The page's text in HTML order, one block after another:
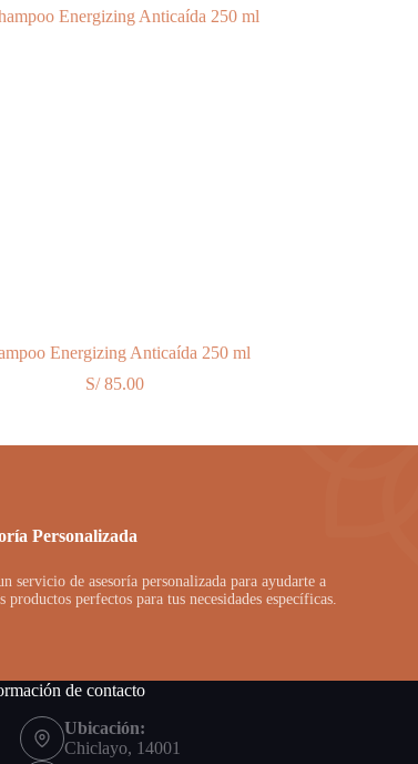
Energizing Anticaída 250 ml
S/85.00
Personalizada
servicio de asesoría personalizada para ayudarte a
productos perfectos para tus necesidades específicas.
de contacto
Ubicación:
Chiclayo, 14001